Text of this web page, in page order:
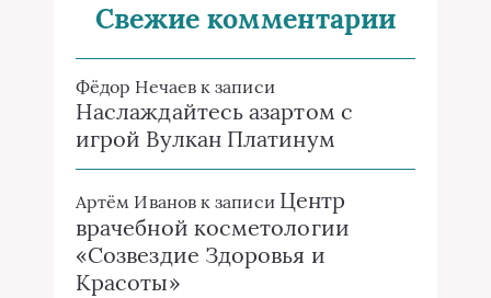
Свежие комментарии
Фёдор Нечаевк записи
Наслаждайтесь азартом с
игрой Вулкан Платинум
Артём Ивановк записи Центр
врачебной косметологии
«Созвездие Здоровья и
Красоты»